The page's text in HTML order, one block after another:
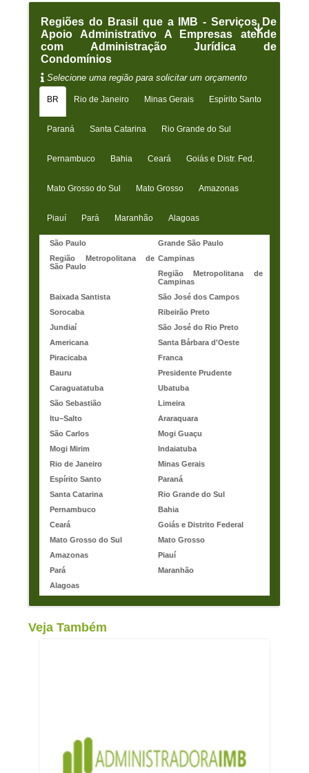
Regiões do Brasil que a IMB - Serviços De
Apoio Administrativo A Empresas atende
com Administração Jurídica de
Condomínios
Selecione uma região para solicitar um orçamento
BR Rio de Janeiro Minas Gerais Espírito Santo
Paraná Santa Catarina Rio Grande do Sul
Pernambuco Bahia Ceará Goiás e Distr. Fed.
Mato Grosso do Sul Mato Grosso Amazonas
Piauí Pará Maranhão Alagoas
São Paulo
Grande São Paulo
Região Metropolitana de
São Paulo
Campinas
Região Metropolitana de
Campinas
Baixada Santista
São José dos Campos
Sorocaba
Ribeirão Preto
Jundiaí
São José do Rio Preto
Americana
Santa Bárbara d'Oeste
Piracicaba
Franca
Bauru
Presidente Prudente
Caraguatatuba
Ubatuba
São Sebastião
Limeira
Itu–Salto
Araraquara
São Carlos
Mogi Guaçu
Mogi Mirim
Indaiatuba
Rio de Janeiro
Minas Gerais
Espírito Santo
Paraná
Santa Catarina
Rio Grande do Sul
Pernambuco
Bahia
Ceará
Goiás e Distrito Federal
Mato Grosso do Sul
Mato Grosso
Amazonas
Piauí
Pará
Maranhão
Alagoas
Veja Também